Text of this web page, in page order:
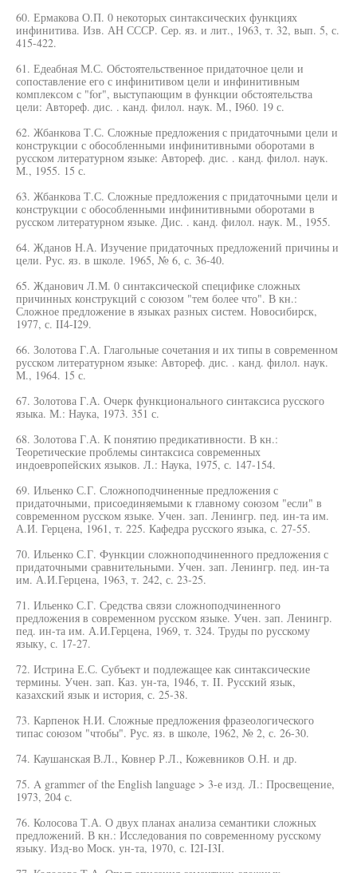
60. Ермакова О.П. 0 некоторых синтаксических функциях
инфинитива. Изв. АН СССР. Сер. яз. и лит., 1963, т. 32, вып. 5, с.
415-422.
61. Едеабная М.С. Обстоятельственное придаточное цели и
сопоставление его с инфинитивом цели и инфинитивным
комплексом с "for", выступающим в функции обстоятельства
цели: Автореф. дис. . канд. филол. наук. М., I960. 19 с.
62. Жбанкова Т.С. Сложные предложения с придаточными цели и
конструкции с обособленными инфинитивными оборотами в
русском литературном языке: Автореф. дис. . канд. филол. наук.
М., 1955. 15 с.
63. Жбанкова Т.С. Сложные предложения с придаточными цели и
конструкции с обособленными инфинитивными оборотами в
русском литературном языке. Дис. . канд. филол. наук. М., 1955.
64. Жданов Н.А. Изучение придаточных предложений причины и
цели. Рус. яз. в школе. 1965, № 6, с. 36-40.
65. Жданович Л.М. 0 синтаксической специфике сложных
причинных конструкций с союзом "тем более что". В кн.:
Сложное предложение в языках разных систем. Новосибирск,
1977, с. II4-I29.
66. Золотова Г.А. Глагольные сочетания и их типы в современном
русском литературном языке: Автореф. дис. . канд. филол. наук.
М., 1964. 15 с.
67. Золотова Г.А. Очерк функционального синтаксиса русского
языка. М.: Наука, 1973. 351 с.
68. Золотова Г.А. К понятию предикативности. В кн.:
Теоретические проблемы синтаксиса современных
индоевропейских языков. Л.: Наука, 1975, с. 147-154.
69. Ильенко С.Г. Сложноподчиненные предложения с
придаточными, присоединяемыми к главному союзом "если" в
современном русском языке. Учен. зап. Ленингр. пед. ин-та им.
А.И. Герцена, 1961, т. 225. Кафедра русского языка, с. 27-55.
70. Ильенко С.Г. Функции сложноподчиненного предложения с
придаточными сравнительными. Учен. зап. Ленингр. пед. ин-та
им. А.И.Герцена, 1963, т. 242, с. 23-25.
71. Ильенко С.Г. Средства связи сложноподчиненного
предложения в современном русском языке. Учен. зап. Ленингр.
пед. ин-та им. А.И.Герцена, 1969, т. 324. Труды по русскому
языку, с. 17-27.
72. Истрина Е.С. Субъект и подлежащее как синтаксические
термины. Учен. зап. Каз. ун-та, 1946, т. II. Русский язык,
казахский язык и история, с. 25-38.
73. Карпенок Н.И. Сложные предложения фразеологического
типас союзом "чтобы". Рус. яз. в школе, 1962, № 2, с. 26-30.
74. Каушанская В.Л., Ковнер Р.Л., Кожевников О.Н. и др.
75. A grammer of the English language > 3-е изд. Л.: Просвещение,
1973, 204 с.
76. Колосова Т.А. О двух планах анализа семантики сложных
предложений. В кн.: Исследования по современному русскому
языку. Изд-во Моск. ун-та, 1970, с. I2I-I3I.